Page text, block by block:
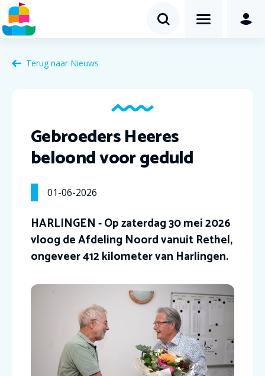
Terug naar Nieuws
Gebroeders Heeres
beloond voor geduld
01-06-2026
HARLINGEN - Op zaterdag 30 mei 2026
vloog de Afdeling Noord vanuit Rethel,
ongeveer 412 kilometer van Harlingen.